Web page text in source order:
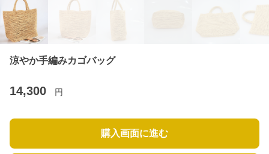
涼やか手編みカゴバッグ
14,300 円
購入画面に進む